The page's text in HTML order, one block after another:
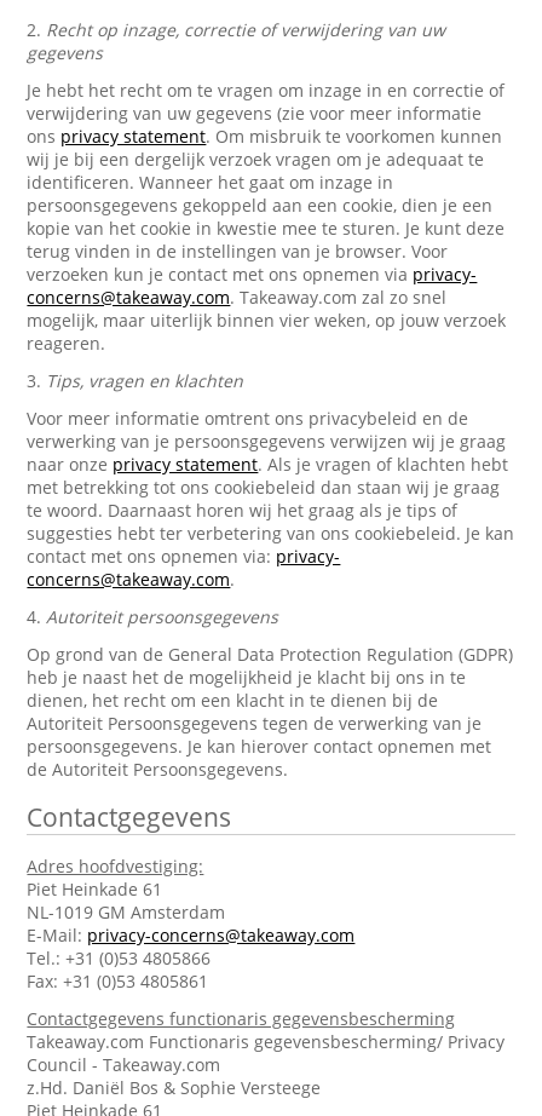
2. Recht op inzage, correctie of verwijdering van uw
gegevens
Je hebt het recht om te vragen om inzage in en correctie of
verwijdering van uw gegevens (zie voor meer informatie
ons privacy statement. Om misbruik te voorkomen kunnen
wij je bij een dergelijk verzoek vragen om je adequaat te
identificeren. Wanneer het gaat om inzage in
persoonsgegevens gekoppeld aan een cookie, dien je een
kopie van het cookie in kwestie mee te sturen. Je kunt deze
terug vinden in de instellingen van je browser. Voor
verzoeken kun je contact met ons opnemen via privacy-
concerns@takeaway.com. Takeaway.com zal zo snel
mogelijk, maar uiterlijk binnen vier weken, op jouw verzoek
reageren.
3. Tips, vragen en klachten
Voor meer informatie omtrent ons privacybeleid en de
verwerking van je persoonsgegevens verwijzen wij je graag
naar onze privacy statement. Als je vragen of klachten hebt
met betrekking tot ons cookiebeleid dan staan wij je graag
te woord. Daarnaast horen wij het graag als je tips of
suggesties hebt ter verbetering van ons cookiebeleid. Je kan
contact met ons opnemen via: privacy-
concerns@takeaway.com.
4.Autoriteit persoonsgegevens
Op grond van de General Data Protection Regulation (GDPR)
heb je naast het de mogelijkheid je klacht bij ons in te
dienen, het recht om een klacht in te dienen bij de
Autoriteit Persoonsgegevens tegen de verwerking van je
persoonsgegevens. Je kan hierover contact opnemen met
de Autoriteit Persoonsgegevens.
Contactgegevens
Adres hoofdvestiging:
Piet Heinkade 61
NL-1019 GM Amsterdam
E-Mail: privacy-concerns@takeaway.com
Tel.: +31 (0)53 4805866
Fax: +31 (0)53 4805861
Contactgegevens functionaris gegevensbescherming
Takeaway.com Functionaris gegevensbescherming/ Privacy
Council - Takeaway.com
z.Hd. Daniël Bos & Sophie Versteege
Piet Heinkade 61